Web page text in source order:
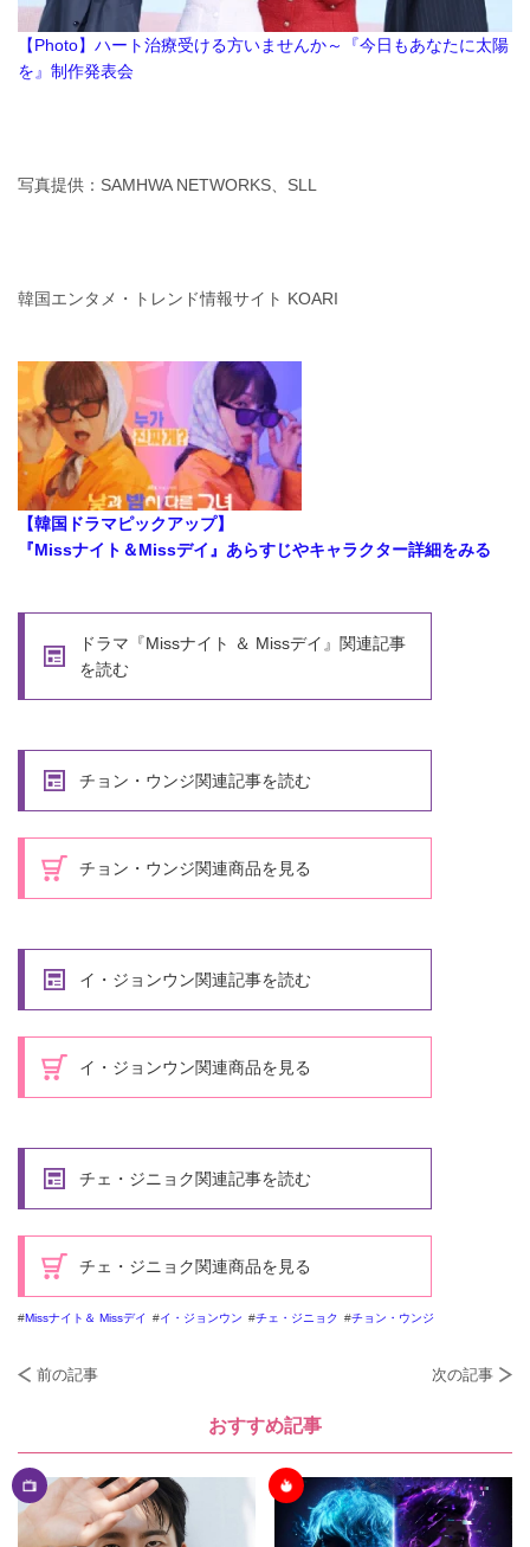
【Photo】ハート治療受ける方いませんか～『今日もあなたに太陽
を』制作発表会
写真提供：SAMHWA NETWORKS、SLL
韓国エンタメ・トレンド情報サイト KOARI
【韓国ドラマピックアップ】
『Missナイト＆Missデイ』あらすじやキャラクター詳細をみる
ドラマ『Missナイト ＆ Missデイ』関連記事
を読む
チョン・ウンジ関連記事を読む
チョン・ウンジ関連商品を見る
イ・ジョンウン関連記事を読む
イ・ジョンウン関連商品を見る
チェ・ジニョク関連記事を読む
チェ・ジニョク関連商品を見る
Missナイト＆ Missデイ イ・ジョンウン チェ・ジニョク チョン・ウンジ
前の記事 次の記事
おすすめ記事